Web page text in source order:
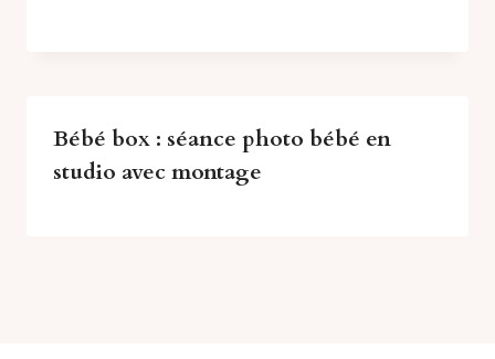
Bébé box : séance photo bébé en
studio avec montage